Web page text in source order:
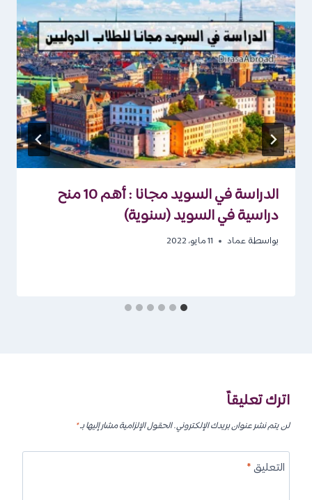
الدراسة في السويد مجانا : أهم 10 منح
دراسية في السويد (سنوية)
بواسطة عماد 11 مايو، 2022
اترك تعليقاً
لن يتم نشر عنوان بريدك الإلكتروني.الحقول الإلزامية مشار إليها بـ*
التعليق*